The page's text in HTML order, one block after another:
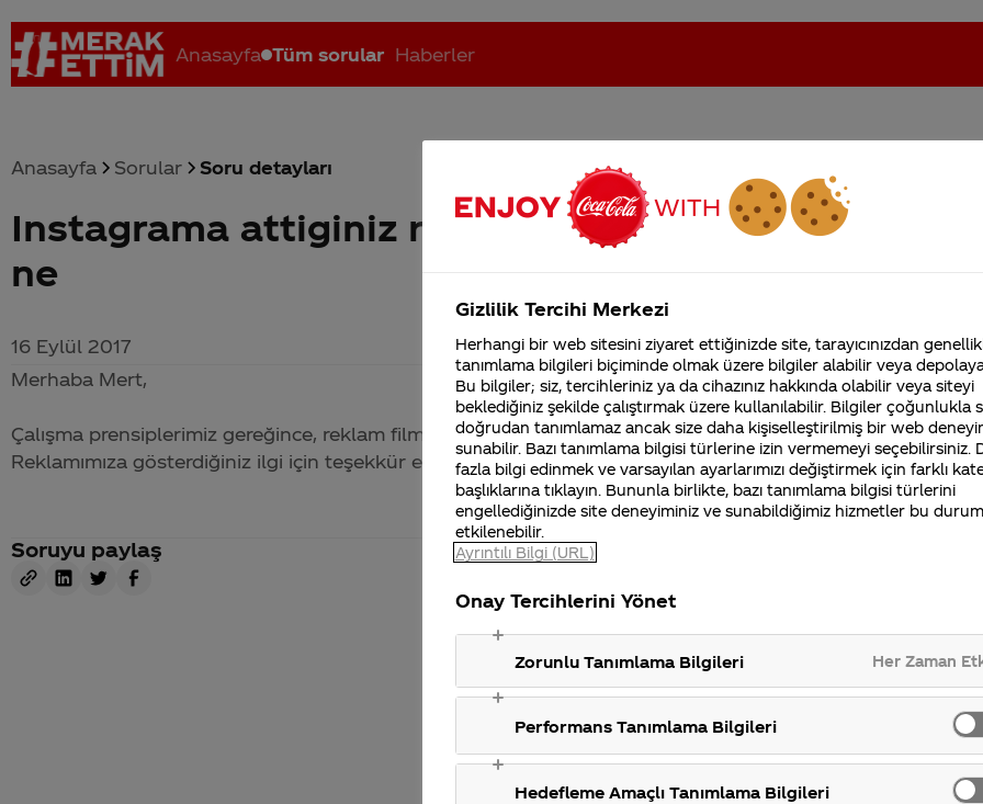
Anasayfa Tüm sorular Haberler
Coca-Cola nerenin malı? Coca cola İsrail malı mı Yani ... Coca-Cola'nın Filistin'de fabr... Coca-Cola’yı kim buldu?
Anasayfa Sorular Soru detayları
Instagrama attiginiz reklamdaki iki cocugun isimleri
ne
16 Eylül 2017
Merhaba Mert,
Çalışma prensiplerimiz gereğince, reklam filmlerimizde yer alan oyuncuların bilgilerini paylaşamıyoruz.
Reklamımıza gösterdiğiniz ilgi için teşekkür ederiz.
Soruyu paylaş
4355 Soru
Coca-Cola Şirketi
merak ettikleriniz.
Fabrikalarımız,
sertifikalarımız, faaliyet
gösterdiğimiz ülkeler,
tarihçemiz ve daha
Gizlilik Tercihi Merkezi
Herhangi bir web sitesini ziyaret ettiğinizde site, tarayıcınızdan
tanımlama bilgileri biçiminde olmak üzere bilgiler alabilir veya
Bu bilgiler; siz, tercihleriniz ya da cihazınız hakkında olabilir veya siteyi
beklediğiniz şekilde çalıştırmak üzere kullanılabilir. Bilgiler çoğunlukla
doğrudan tanımlamaz ancak size daha kişiselleştirilmiş bir web
sunabilir. Bazı tanımlama bilgisi türlerine izin vermemeyi seçebilirsiniz.
fazla bilgi edinmek ve varsayılan ayarlarımızı değiştirmek için farklı
başlıklarına tıklayın. Bununla birlikte, bazı tanımlama bilgisi türlerini
engellediğinizde site deneyiminiz ve sunabildiğimiz hizmetler bu
etkilenebilir.
Ayrıntılı Bilgi (URL)
Onay Tercihlerini Yönet
Zorunlu Tanımlama Bilgileri Her Zaman
Performans Tanımlama Bilgileri
Hedefleme Amaçlı Tanımlama Bilgileri